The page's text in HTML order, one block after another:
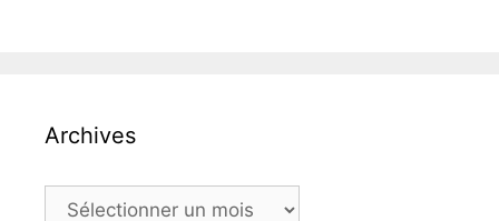
Archives
Archives